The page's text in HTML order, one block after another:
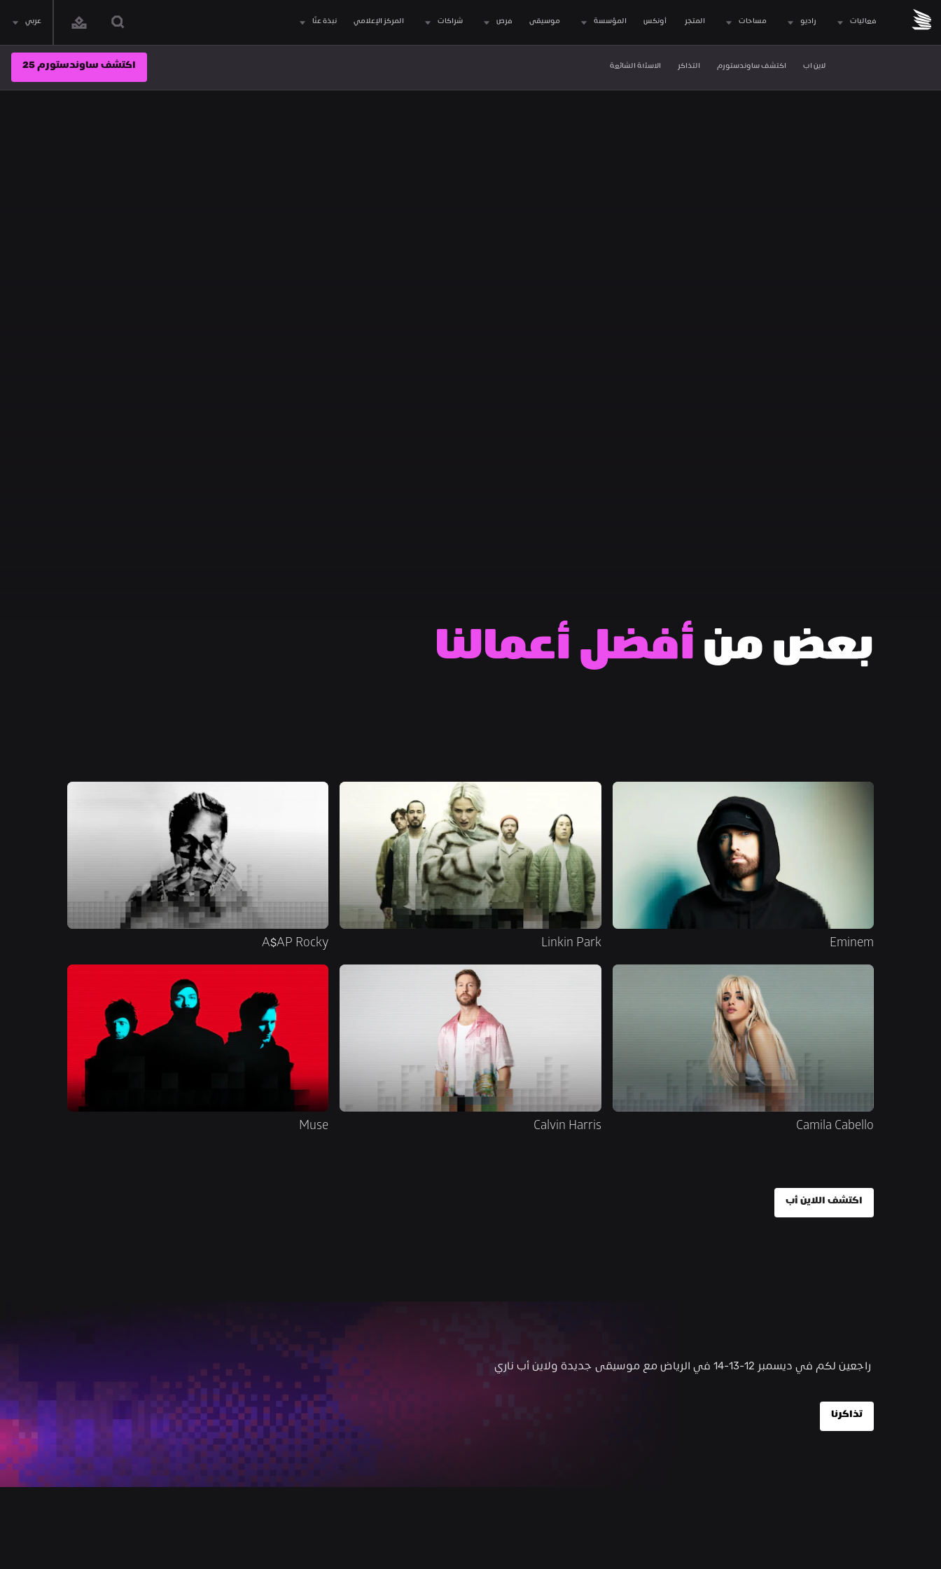
فعاليات راديو مساحات المتجر المؤسسة موسيقى فرص شراكات المركز الإعلامي نبذة عنّا عربي
لاين اب اكتشف ساوندستورم التذاكر الاسئلة الشائعة اكتشف ساوندستورم 25
بعض من أفضل أعمالنا
اكتشف اللاين أب
Eminem
Linkin Park
A$AP Rocky
Camila Cabello
Calvin Harris
Muse
تذاكرنا